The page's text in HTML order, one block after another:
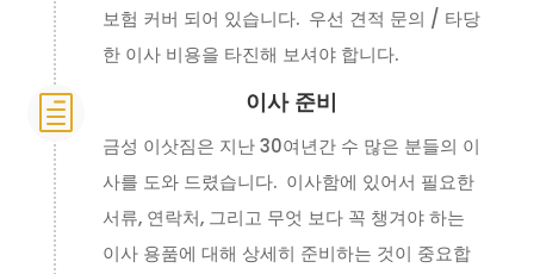
보험 커버 되어 있습니다. 우선 견적 문의 / 타당
한 이사 비용을 타진해 보셔야 합니다.
h 이사 준비
금성 이삿짐은 지난 30여년간 수 많은 분들의 이
사를 도와 드렸습니다. 이사함에 있어서 필요한
서류, 연락처, 그리고 무엇 보다 꼭 챙겨야 하는
이사 용품에 대해 상세히 준비하는 것이 중요합